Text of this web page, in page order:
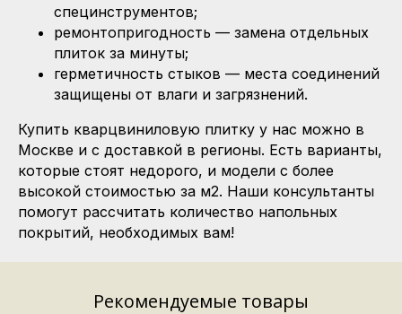
специнструментов;
ремонтопригодность — замена отдельных
плиток за минуты;
герметичность стыков — места соединений
защищены от влаги и загрязнений.
Купить кварцвиниловую плитку у нас можно в
Москве и с доставкой в регионы. Есть варианты,
которые стоят недорого, и модели с более
высокой стоимостью за м2. Наши консультанты
помогут рассчитать количество напольных
покрытий, необходимых вам!
Рекомендуемые товары